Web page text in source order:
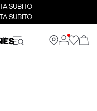
SUBITO
SUBITO